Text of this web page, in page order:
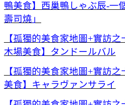
鴨美食】西巢鴨しゃぶ辰-一
壽司燒」
【孤獨的美食家地圖+實訪
木場美食】タンドールバル
【孤獨的美食家地圖+實訪
美食】キャラヴァンサライ